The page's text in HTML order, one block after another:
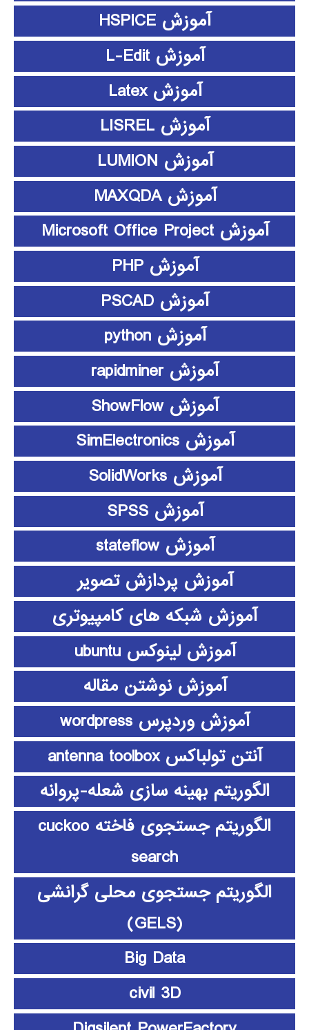
آموزش HSPICE
آموزش L-Edit
آموزش Latex
آموزش LISREL
آموزش LUMION
آموزش MAXQDA
آموزش Microsoft Office Project
آموزش PHP
آموزش PSCAD
آموزش python
آموزش rapidminer
آموزش ShowFlow
آموزش SimElectronics
آموزش SolidWorks
آموزش SPSS
آموزش stateflow
آموزش پردازش تصویر
آموزش شبکه های کامپیوتری
آموزش لینوکس ubuntu
آموزش نوشتن مقاله
آموزش وردپرس wordpress
آنتن تولباکس antenna toolbox
الگوریتم بهینه سازی شعله-پروانه
الگوریتم جستجوی فاخته cuckoo
search
الگوریتم جستجوی محلی گرانشی
(GELS)
Big Data
civil 3D